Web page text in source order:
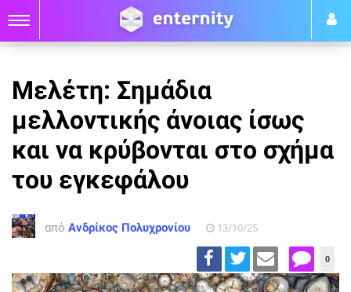
Μελέτη: Σημάδια
μελλοντικής άνοιας ίσως
και να κρύβονται στο σχήμα
του εγκεφάλου
από Ανδρίκος Πολυχρονίου 13/10/25
0